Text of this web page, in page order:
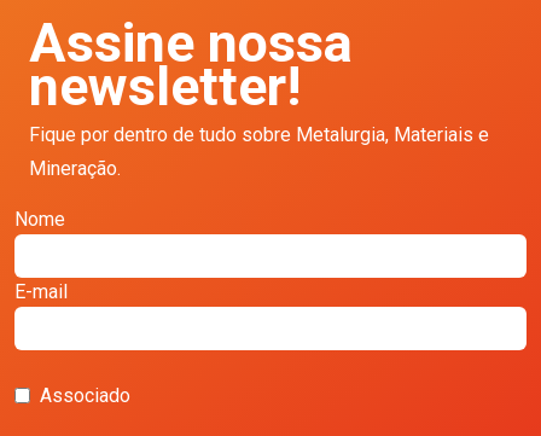
Assine nossa
newsletter!
Fique por dentro de tudo sobre Metalurgia, Materiais e
Mineração.
Nome
E-mail
Associado